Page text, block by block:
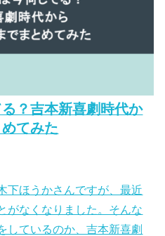
？吉本新喜劇時代か
てみた
下ほうかさんですが、最近
がなくなりました。そんな
しているのか、吉本新喜劇